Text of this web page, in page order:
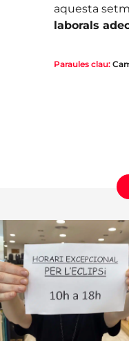
aquesta
laborals
Paraules clau: